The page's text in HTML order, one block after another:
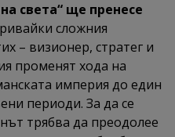
света“ ще пренесе
сложния
– визионер, стратег и
променят хода на
империя до един
периоди. За да се
трябва да преодолее